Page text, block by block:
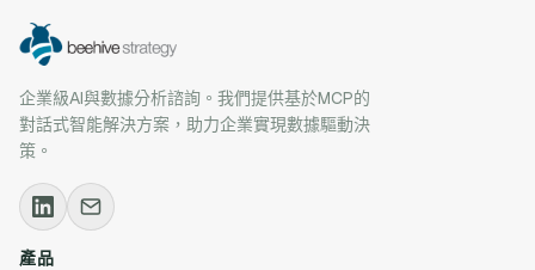
企業級AI與數據分析諮詢。我們提供基於MCP的
對話式智能解決方案，助力企業實現數據驅動決
策。
產品